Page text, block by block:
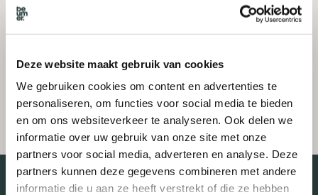
Deze website maakt gebruik van cookies
We gebruiken cookies om content en advertenties te
personaliseren, om functies voor social media te bieden
en om ons websiteverkeer te analyseren. Ook delen we
informatie over uw gebruik van onze site met onze
partners voor social media, adverteren en analyse. Deze
partners kunnen deze gegevens combineren met andere
informatie die u aan ze heeft verstrekt of die ze hebben